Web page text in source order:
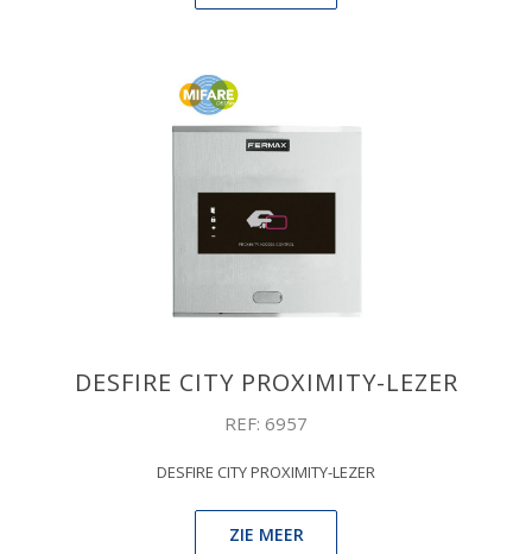
DESFIRE CITY PROXIMITY-LEZER
REF: 6957
DESFIRE CITY PROXIMITY-LEZER
ZIE MEER